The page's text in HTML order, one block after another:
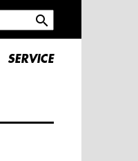
search
SERVICE